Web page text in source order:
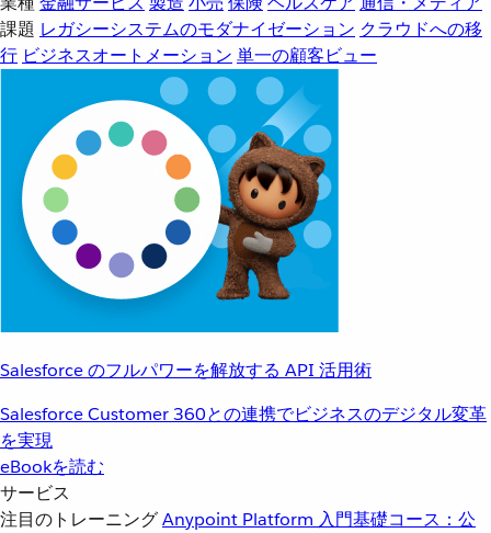
課題 レガシーシステムのモダナイゼーション クラウドへの移
行 ビジネスオートメーション 単一の顧客ビュー
Salesforce のフルパワーを解放する API 活用術
Salesforce Customer 360との連携でビジネスのデジタル変革
を実現
eBookを読む
サービス
注目のトレーニングAnypoint Platform 入門基礎コース：公